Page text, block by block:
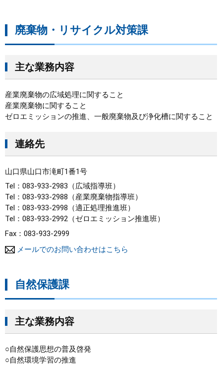
廃棄物・リサイクル対策課
主な業務内容
産業廃棄物の広域処理に関すること
産業廃棄物に関すること
ゼロエミッションの推進、一般廃棄物及び浄化槽に関すること
連絡先
山口県山口市滝町1番1号
Tel：083-933-2983
広域指導班
Tel：083-933-2988
産業廃棄物指導班
Tel：083-933-2998
適正処理推進班
Tel：083-933-2992
ゼロエミッション推進班
Fax：083-933-2999
メールでのお問い合わせはこちら
自然保護課
主な業務内容
○自然保護思想の普及啓発
○自然環境学習の推進